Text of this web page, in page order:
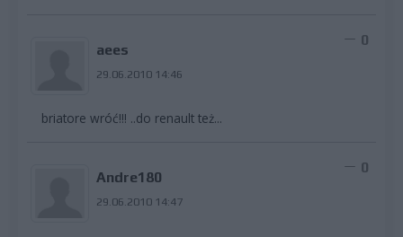
aees
29.06.2010 14:46
0
briatore wróć!!! ..do renault też...
Andre180
29.06.2010 14:47
0